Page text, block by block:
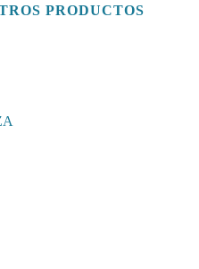
PRODUCTOS